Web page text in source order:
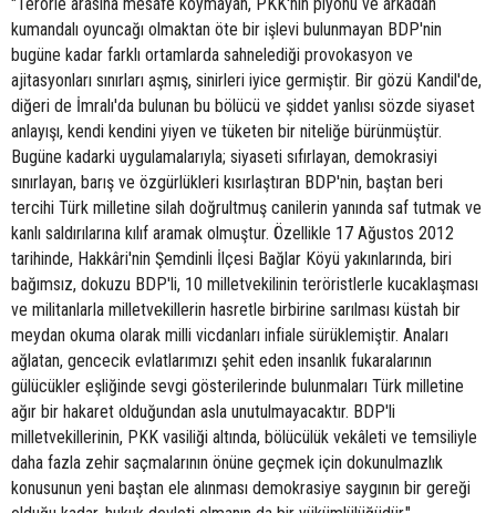
kumandalı oyuncağı olmaktan öte bir işlevi bulunmayan BDP'nin
bugüne kadar farklı ortamlarda sahnelediği provokasyon ve
ajitasyonları sınırları aşmış, sinirleri iyice germiştir. Bir gözü Kandil'de,
diğeri de İmralı'da bulunan bu bölücü ve şiddet yanlısı sözde siyaset
anlayışı, kendi kendini yiyen ve tüketen bir niteliğe bürünmüştür.
Bugüne kadarki uygulamalarıyla; siyaseti sıfırlayan, demokrasiyi
sınırlayan, barış ve özgürlükleri kısırlaştıran BDP'nin, baştan beri
tercihi Türk milletine silah doğrultmuş canilerin yanında saf tutmak ve
kanlı saldırılarına kılıf aramak olmuştur. Özellikle 17 Ağustos 2012
tarihinde, Hakkâri'nin Şemdinli İlçesi Bağlar Köyü yakınlarında, biri
bağımsız, dokuzu BDP'li, 10 milletvekilinin teröristlerle kucaklaşması
ve militanlarla milletvekillerin hasretle birbirine sarılması küstah bir
meydan okuma olarak milli vicdanları infiale sürüklemiştir. Anaları
ağlatan, gencecik evlatlarımızı şehit eden insanlık fukaralarının
gülücükler eşliğinde sevgi gösterilerinde bulunmaları Türk milletine
ağır bir hakaret olduğundan asla unutulmayacaktır. BDP'li
milletvekillerinin, PKK vasiliği altında, bölücülük vekâleti ve temsiliyle
daha fazla zehir saçmalarının önüne geçmek için dokunulmazlık
konusunun yeni baştan ele alınması demokrasiye saygının bir gereği